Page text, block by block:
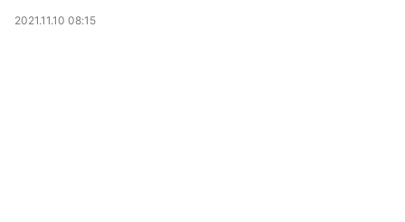
2021.11.10 08:15